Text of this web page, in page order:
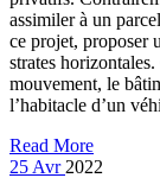
assimiler à un
ce projet, proposer
strates
mouvement, le
l’habitacle d’un
Read More
25 Avr 2022